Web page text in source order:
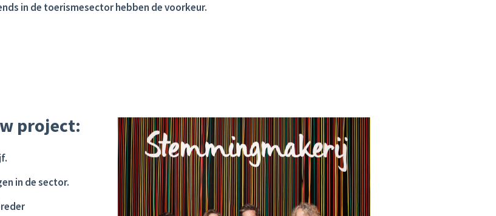
in de toerismesectorhebben de voorkeur.
project:
in de sector.